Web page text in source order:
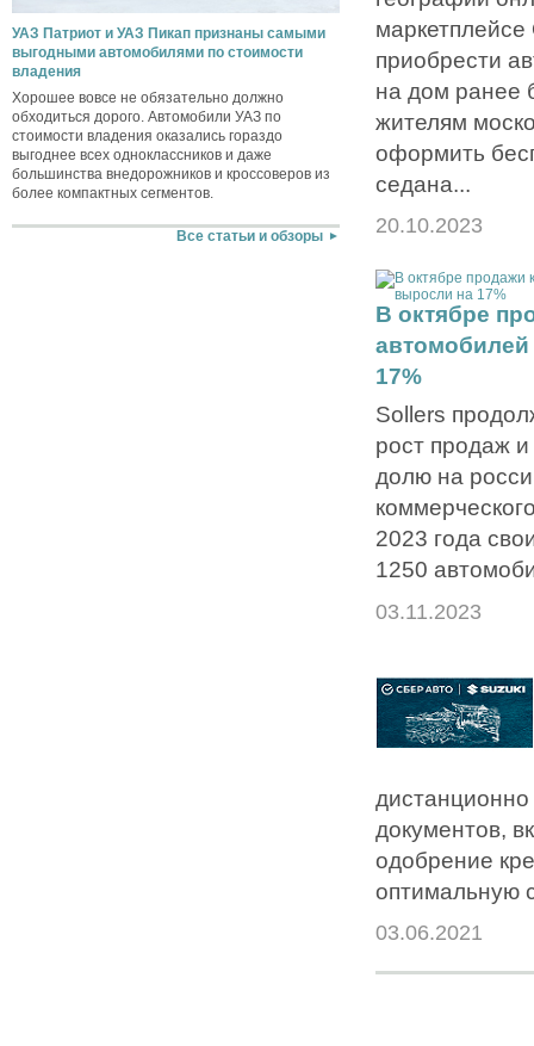
УАЗ Патриот и УАЗ Пикап признаны самыми
выгодными автомобилями по стоимости
владения
Хорошее вовсе не обязательно должно
обходиться дорого. Автомобили УАЗ по
стоимости владения оказались гораздо
выгоднее всех одноклассников и даже
большинства внедорожников и кроссоверов из
более компактных сегментов.
Все статьи и обзоры
приобрести
на дом ранее
жителям
оформить
седана...
20.10.2023
В октябре
17%
Sollers
рост продаж
долю на
2023 года
1250
03.11.2023
документов,
одобрение
оптимальную
03.06.2021